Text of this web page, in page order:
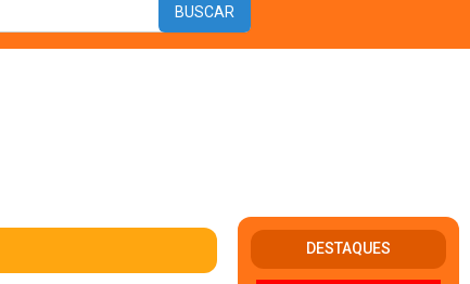
DESTAQUES